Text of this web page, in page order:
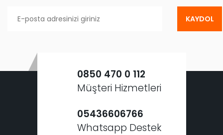
KAYDOL
0850 470 0 112
Müşteri Hizmetleri
05436606766
Whatsapp Destek